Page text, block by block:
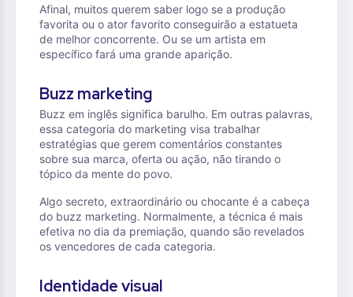
Afinal, muitos querem saber logo se a produção
favorita ou o ator favorito conseguirão a estatueta
de melhor concorrente. Ou se um artista em
específico fará uma grande aparição.
Buzz marketing
Buzz em inglês significa barulho. Em outras palavras,
essa categoria do marketing visa trabalhar
estratégias que gerem comentários constantes
sobre sua marca, oferta ou ação, não tirando o
tópico da mente do povo.
Algo secreto, extraordinário ou chocante é a cabeça
do buzz marketing. Normalmente, a técnica é mais
efetiva no dia da premiação, quando são revelados
os vencedores de cada categoria.
Identidade visual